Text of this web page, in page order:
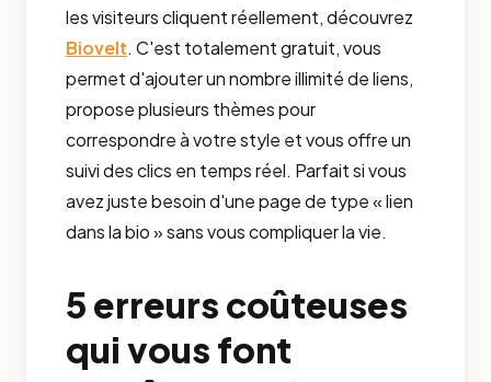
les visiteurs cliquent réellement, découvrez
Biovelt. C'est totalement gratuit, vous
permet d'ajouter un nombre illimité de liens,
propose plusieurs thèmes pour
correspondre à votre style et vous offre un
suivi des clics en temps réel. Parfait si vous
avez juste besoin d'une page de type « lien
dans la bio » sans vous compliquer la vie.
5 erreurs coûteuses
qui vous font